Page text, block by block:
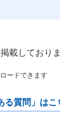
載しておりま
ードできます
る質問」はこ